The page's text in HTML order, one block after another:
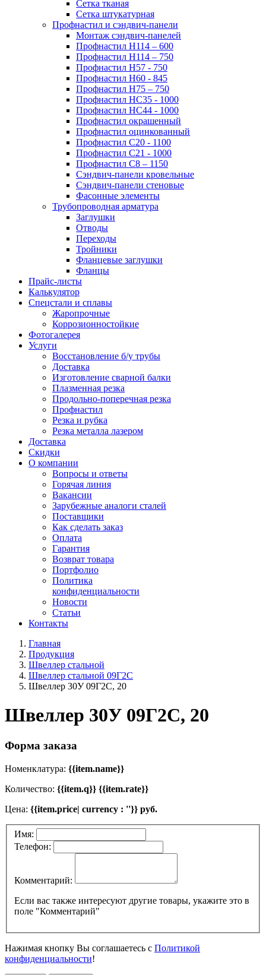
Сетка тканая
Сетка штукатурная
Профнастил и сэндвич-панели
Монтаж сэндвич-панелей
Профнастил Н114 – 600
Профнастил Н114 – 750
Профнастил Н57 - 750
Профнастил Н60 - 845
Профнастил Н75 – 750
Профнастил НС35 - 1000
Профнастил НС44 - 1000
Профнастил окрашенный
Профнастил оцинкованный
Профнастил С20 - 1100
Профнастил С21 - 1000
Профнастил С8 – 1150
Сэндвич-панели кровельные
Сэндвич-панели стеновые
Фасонные элементы
Трубопроводная арматура
Заглушки
Отводы
Переходы
Тройники
Фланцевые заглушки
Фланцы
Прайс-листы
Калькулятор
Спецстали и сплавы
Жаропрочные
Коррозионностойкие
Фотогалерея
Услуги
Восстановление б/у трубы
Доставка
Изготовление сварной балки
Плазменная резка
Продольно-поперечная резка
Профнастил
Резка и рубка
Резка металла лазером
Доставка
Скидки
О компании
Вопросы и ответы
Горячая линия
Вакансии
Зарубежные аналоги сталей
Поставщики
Как сделать заказ
Оплата
Гарантия
Возврат товара
Портфолио
Политика
конфиденциальности
Новости
Статьи
Контакты
Главная
Продукция
Швеллер стальной
Швеллер стальной 09Г2С
Швеллер 30У 09Г2С, 20
Швеллер 30У 09Г2С, 20
Форма заказа
Номенклатура: {{item.name}}
Количество: {{item.q}} {{item.rate}}
Цена: {{item.price| currency : ''}} руб.
Имя:
Телефон:
Комментарий:
Если вас также интересуют другие товары, укажите это в
поле "Комментарий"
Нажимая кнопку Вы соглашаетесь с Политикой
конфиденциальности!